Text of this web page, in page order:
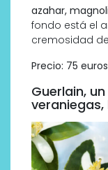
azahar,
fondo está el
cremosidad
Precio: 75
Guerlain,